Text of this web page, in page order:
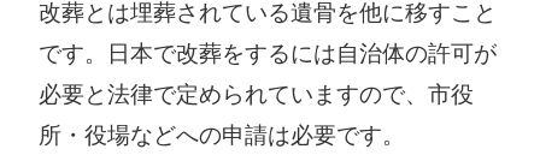
改葬とは埋葬されている遺骨を他に移すこと
です。日本で改葬をするには自治体の許可が
必要と法律で定められていますので、市役
所・役場などへの申請は必要です。